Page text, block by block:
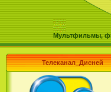
Мультфильмы,
Телеканал_Дисней